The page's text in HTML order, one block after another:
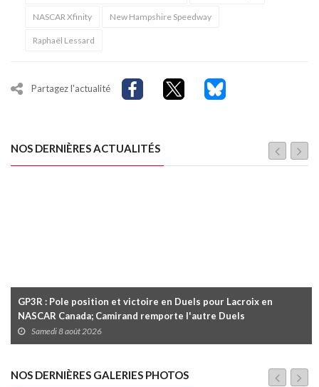
NASCAR Xfinity New Hampshire Speedway
Raphaël Lessard
Partagez l'actualité
NOS DERNIÈRES ACTUALITÉS
GP3R : Pole position et victoire en Duels pour Lacroix en
NASCAR Canada; Camirand remporte l'autre Duels
Samedi 8 août 2026
NOS DERNIÈRES GALERIES PHOTOS